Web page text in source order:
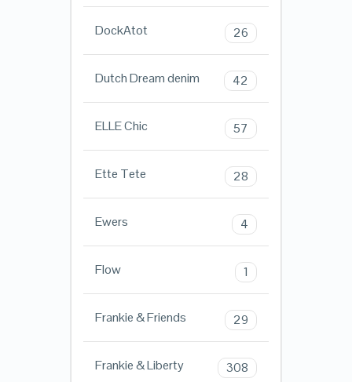
DockAtot 26
Dutch Dream denim 42
ELLE Chic 57
Ette Tete 28
Ewers 4
Flow 1
Frankie & Friends 29
Frankie & Liberty 308